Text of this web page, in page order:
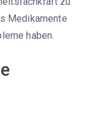
Medikamente
haben.